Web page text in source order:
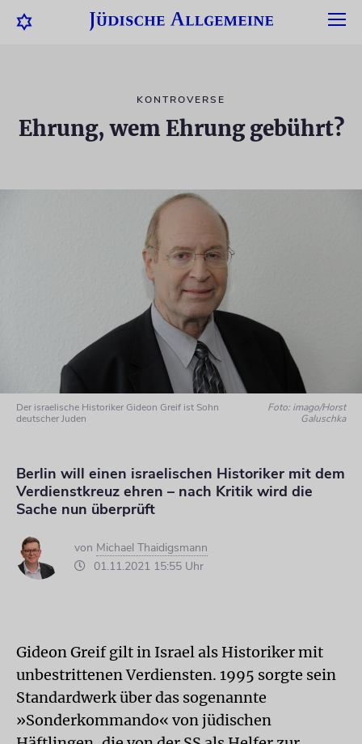
KONTROVERSE
Ehrung, wem Ehrung gebührt?
Der israelische Historiker Gideon Greif ist Sohn
deutscher Juden
Foto: imago/Horst
Galuschka
Berlin will einen israelischen Historiker mit dem
Verdienstkreuz ehren – nach Kritik wird die
Sache nun überprüft
von Michael Thaidigsmann
01.11.2021 15:55 Uhr
Gideon Greif gilt in Israel als Historiker mit
unbestrittenen Verdiensten. 1995 sorgte sein
Standardwerk über das sogenannte
»Sonderkommando« von jüdischen